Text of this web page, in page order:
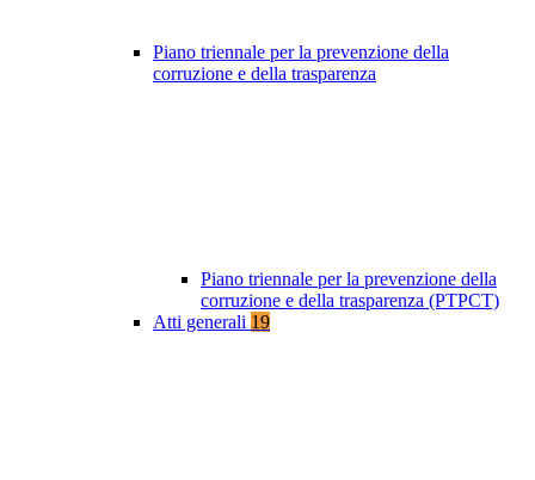
Piano triennale per la prevenzione della
corruzione e della trasparenza
Piano triennale per la prevenzione della
corruzione e della trasparenza (PTPCT)
Atti generali 19